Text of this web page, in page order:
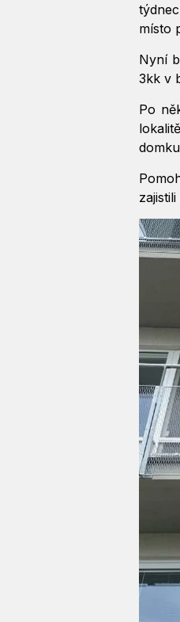
místo
Nyní
3kk v
Po